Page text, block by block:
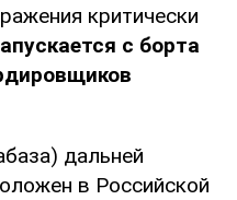
критически
с борта
дальней
в Российской